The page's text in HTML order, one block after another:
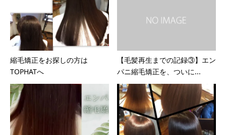
縮毛矯正をお探しの方は
TOPHATへ
【毛髪再生までの記録③】エン
パニ縮毛矯正を、ついに...